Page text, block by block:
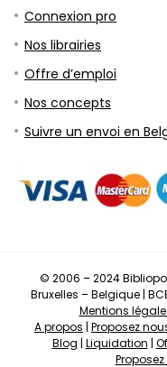
Connexion pro
Nos librairies
Offre d’emploi
Nos concepts
Suivre un envoi en
© 2006 – 2024
Bruxelles – Belgique |
Mentions
A propos | Proposez
Blog | Liquidation |